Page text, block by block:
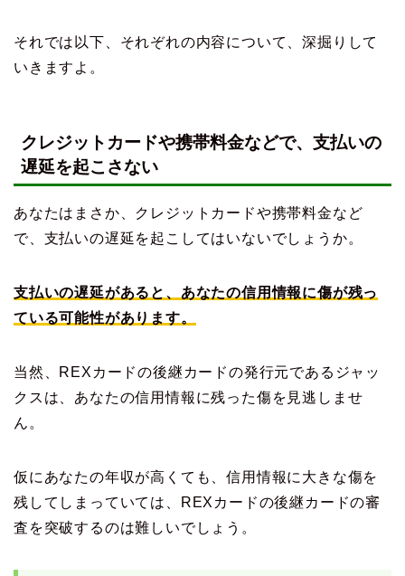
それでは以下、それぞれの内容について、深掘りして
いきますよ。
クレジットカードや携帯料金などで、支払いの
遅延を起こさない
あなたはまさか、クレジットカードや携帯料金など
で、支払いの遅延を起こしてはいないでしょうか。
支払いの遅延があると、あなたの信用情報に傷が残っ
ている可能性があります。
当然、REXカードの後継カードの発行元であるジャッ
クスは、あなたの信用情報に残った傷を見逃しませ
ん。
仮にあなたの年収が高くても、信用情報に大きな傷を
残してしまっていては、REXカードの後継カードの審
査を突破するのは難しいでしょう。